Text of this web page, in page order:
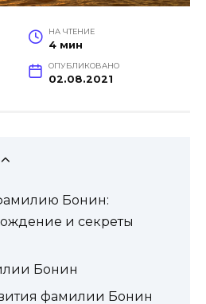
НА ЧТЕНИЕ
4 мин
ОПУБЛИКОВАНО
02.08.2021
Бонин:
и секреты
Бонин
фамилии Бонин